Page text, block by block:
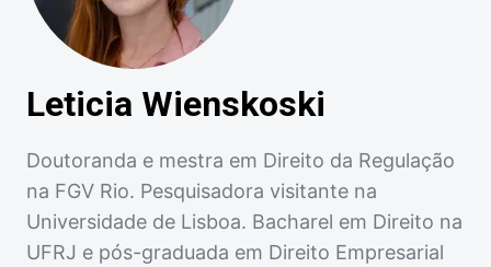
Leticia Wienskoski
Doutoranda e mestra em Direito da Regulação
na FGV Rio. Pesquisadora visitante na
Universidade de Lisboa. Bacharel em Direito na
UFRJ e pós-graduada em Direito Empresarial